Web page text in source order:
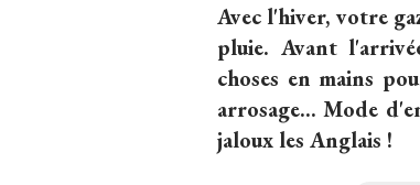
Avec l'hiver, votre
pluie. Avant
choses en mains
arrosage... Mode
jaloux les Anglais !